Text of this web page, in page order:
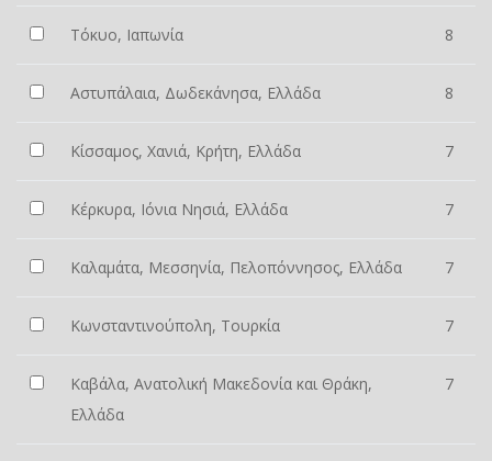
Τόκυο, Ιαπωνία 8
Αστυπάλαια, Δωδεκάνησα, Ελλάδα 8
Κίσσαμος, Χανιά, Κρήτη, Ελλάδα 7
Κέρκυρα, Ιόνια Νησιά, Ελλάδα 7
Καλαμάτα, Μεσσηνία, Πελοπόννησος, Ελλάδα 7
Κωνσταντινούπολη, Τουρκία 7
Καβάλα, Ανατολική Μακεδονία και Θράκη,
Ελλάδα
7